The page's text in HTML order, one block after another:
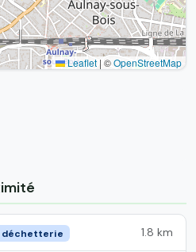
Leaflet | ©OpenStreetMap
déchetterie 1.8 km